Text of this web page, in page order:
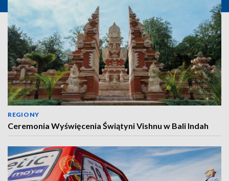
REGIONY
Ceremonia Wyświęcenia Świątyni Vishnu w Bali Indah